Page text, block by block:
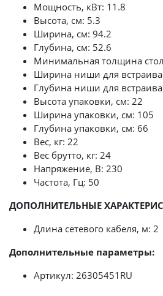
Мощность, кВт: 11.8
Высота, см: 5.3
Ширина, см: 94.2
Глубина, см: 52.6
Минимальная толщина
Ширина ниши для
Глубина ниши для
Высота упаковки, см: 22
Ширина упаковки, см: 105
Глубина упаковки, см: 66
Вес, кг: 22
Вес брутто, кг: 24
Напряжение, В: 230
Частота, Гц: 50
ДОПОЛНИТЕЛЬНЫЕ
Длина сетевого кабеля, м: 2
Дополнительные параметры:
Артикул: 26305451RU